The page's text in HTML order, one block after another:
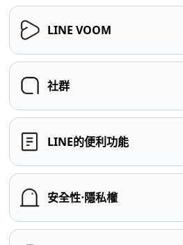
LINE VOOM
社群
LINE的便利功能
安全性⋅隱私權